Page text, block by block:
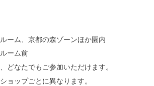
ーム、京都の森ゾーンほか園内
ーム前
どなたでもご参加いただけます。
ョップごとに異なります。